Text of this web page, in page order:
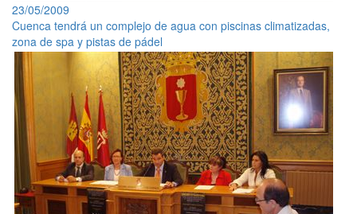
23/05/2009
Cuenca tendrá un complejo de agua con piscinas climatizadas,
zona de spa y pistas de pádel